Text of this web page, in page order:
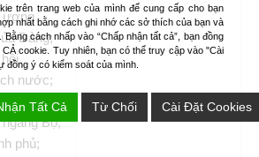
ương
Đảng;
nước;
Bộ,
phủ;
trên trang web của mình để cung cấp cho bạn
nhất bằng cách ghi nhớ các sở thích của bạn và
cách nhấp vào “Chấp nhận tất cả”, bạn đồng
cookie. Tuy nhiên, bạn có thể truy cập vào "Cài
đồng ý có kiểm soát của mình.
Tất Cả Từ Chối Cài Đặt Cookies